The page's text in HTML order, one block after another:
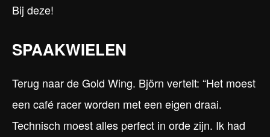
Bij deze!
SPAAKWIELEN
Terug naar de Gold Wing. Björn vertelt: “Het moest
een café racer worden met een eigen draai.
Technisch moest alles perfect in orde zijn. Ik had